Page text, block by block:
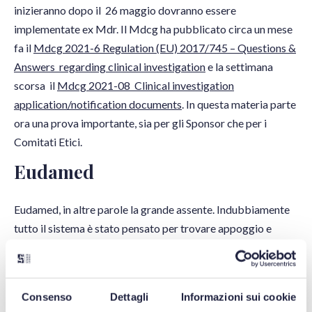
Consenso Dettagli Informazioni sui cookie
inizieranno dopo il 26 maggio dovranno essere
implementate ex Mdr. Il Mdcg ha pubblicato circa un mese
fa il Mdcg 2021-6 Regulation (EU) 2017/745 – Questions &
Answers regarding clinical investigatione la settimana
scorsa il Mdcg 2021-08 Clinical investigation
application/notification documents. In questa materia parte
ora una prova importante, sia per gli Sponsor che per i
Comitati Etici.
Eudamed
Eudamed, in altre parole la grande assente. Indubbiamente
tutto il sistema è stato pensato per trovare appoggio e
substrato nella banca dati (si pensi solo agli obblighi di
controllo documentale di importatori e distributori che, in
complicati). Al momento è attivo (in maniera volontaria)